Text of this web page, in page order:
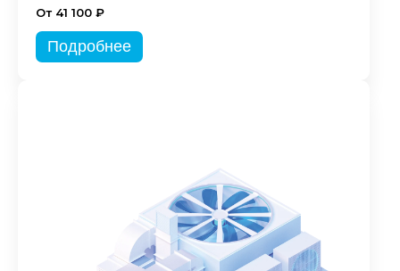
От 41 100 ₽
Подробнее